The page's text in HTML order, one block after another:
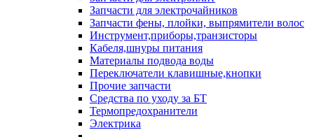
Запчасти для электрочайников
Запчасти фены, плойки, выпрямители волос
Инструмент,приборы,транзисторы
Кабеля,шнуры питания
Материалы подвода воды
Переключатели клавишные,кнопки
Прочие запчасти
Средства по уходу за БТ
Термопредохранители
Электрика